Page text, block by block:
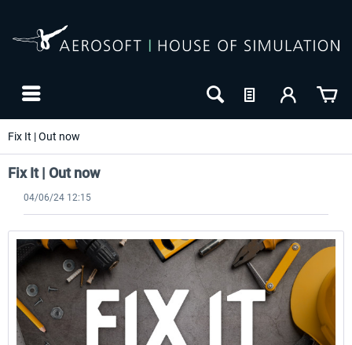
Fix It | Out now
Fix It | Out now
04/06/24 12:15